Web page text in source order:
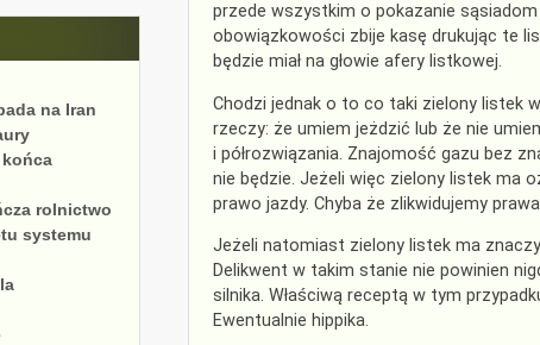
przede wszystkim o pokazanie
obowiązkowości zbije kasę drukując te
będzie miał na głowie afery listkowej.
Chodzi jednak o to co taki zielony listek
rzeczy: że umiem jeżdzić lub że nie
i półrozwiązania. Znajomość gazu bez
nie będzie. Jeżeli więc zielony listek ma
prawo jazdy. Chyba że zlikwidujemy
Jeżeli natomiast zielony listek ma
Delikwent w takim stanie nie powinien
silnika. Właściwą receptą w tym
Ewentualnie hippika.
na Iran
końca
rolnictwo
systemu